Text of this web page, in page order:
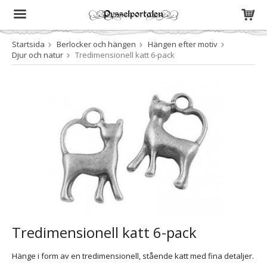
Produkten har blivit tillagd i varukorgen
Startsida Berlocker och hängen
Hängen efter motiv
Djur och natur
Tredimensionell katt 6-pack
Tredimensionell katt 6-pack
Hänge i form av en tredimensionell, stående katt med fina detaljer.